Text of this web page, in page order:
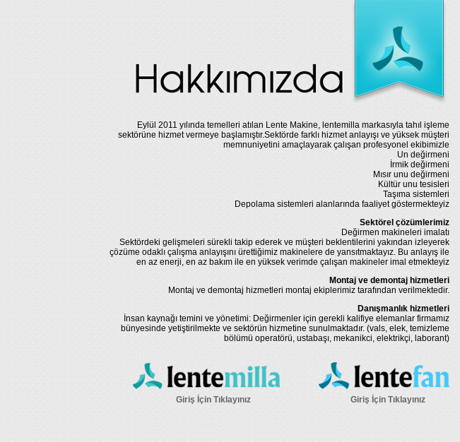
Eylül 2011 yılında temelleri atılan Lente Makine, lentemilla markasıyla tahıl işleme
sektörüne hizmet vermeye başlamıştır.Sektörde farklı hizmet anlayışı ve yüksek müşteri
memnuniyetini amaçlayarak çalışan profesyonel ekibimizle
Un değirmeni
İrmik değirmeni
Mısır unu değirmeni
Kültür unu tesisleri
Taşıma sistemleri
Depolama sistemleri alanlarında faaliyet göstermekteyiz
Sektörel çözümlerimiz
Değirmen makineleri imalatı
Sektördeki gelişmeleri sürekli takip ederek ve müşteri beklentilerini yakından izleyerek
çözüme odaklı çalışma anlayışını ürettiğimiz makinelere de yansıtmaktayız. Bu anlayış ile
en az enerji, en az bakım ile en yüksek verimde çalışan makineler imal etmekteyiz
Montaj ve demontaj hizmetleri
Montaj ve demontaj hizmetleri montaj ekiplerimiz tarafından verilmektedir.
Danışmanlık hizmetleri
İnsan kaynağı temini ve yönetimi: Değirmenler için gerekli kalifiye elemanlar firmamız
bünyesinde yetiştirilmekte ve sektörün hizmetine sunulmaktadır. (vals, elek, temizleme
bölümü operatörü, ustabaşı, mekanikci, elektrikçi, laborant)
Giriş İçin Tıklayınız Giriş İçin Tıklayınız